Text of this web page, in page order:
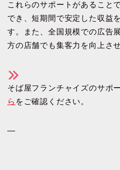
これらのサポートがあること
でき、短期間で安定した収益
す。また、全国規模での広告
方の店舗でも集客力を向上さ
そば屋フランチャイズのサポ
ら をご確認ください。
—